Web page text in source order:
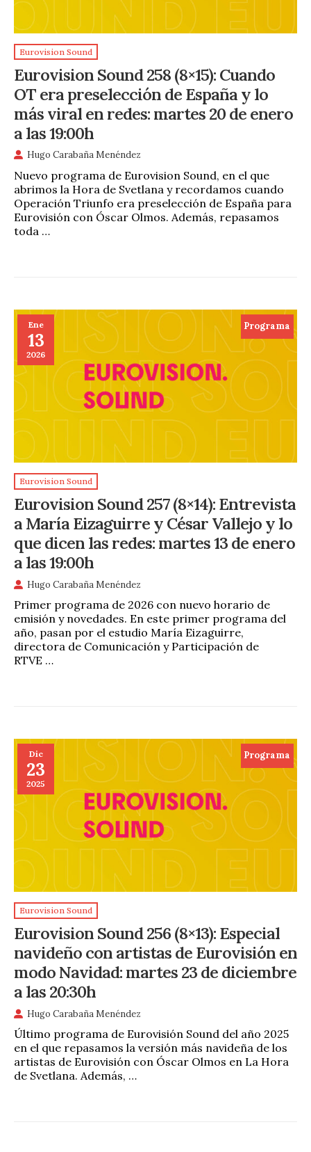
Eurovision Sound
Eurovision Sound 258 (8×15): Cuando
OT era preselección de España y lo
más viral en redes: martes 20 de enero
a las 19:00h
Hugo Carabaña Menéndez
Nuevo programa de Eurovision Sound, en el que
abrimos la Hora de Svetlana y recordamos cuando
Operación Triunfo era preselección de España para
Eurovisión con Óscar Olmos. Además, repasamos
toda …
Ene
13
2026
Programa
Eurovision Sound
Eurovision Sound 257 (8×14): Entrevista
a María Eizaguirre y César Vallejo y lo
que dicen las redes: martes 13 de enero
a las 19:00h
Hugo Carabaña Menéndez
Primer programa de 2026 con nuevo horario de
emisión y novedades. En este primer programa del
año, pasan por el estudio María Eizaguirre,
directora de Comunicación y Participación de
RTVE …
Dic
23
2025
Programa
Eurovision Sound
Eurovision Sound 256 (8×13): Especial
navideño con artistas de Eurovisión en
modo Navidad: martes 23 de diciembre
a las 20:30h
Hugo Carabaña Menéndez
Último programa de Eurovisión Sound del año 2025
en el que repasamos la versión más navideña de los
artistas de Eurovisión con Óscar Olmos en La Hora
de Svetlana. Además, …